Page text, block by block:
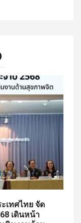
เทศไทย จัด
เดินหน้า